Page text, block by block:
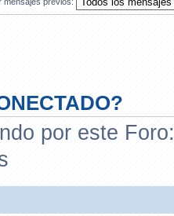
por este